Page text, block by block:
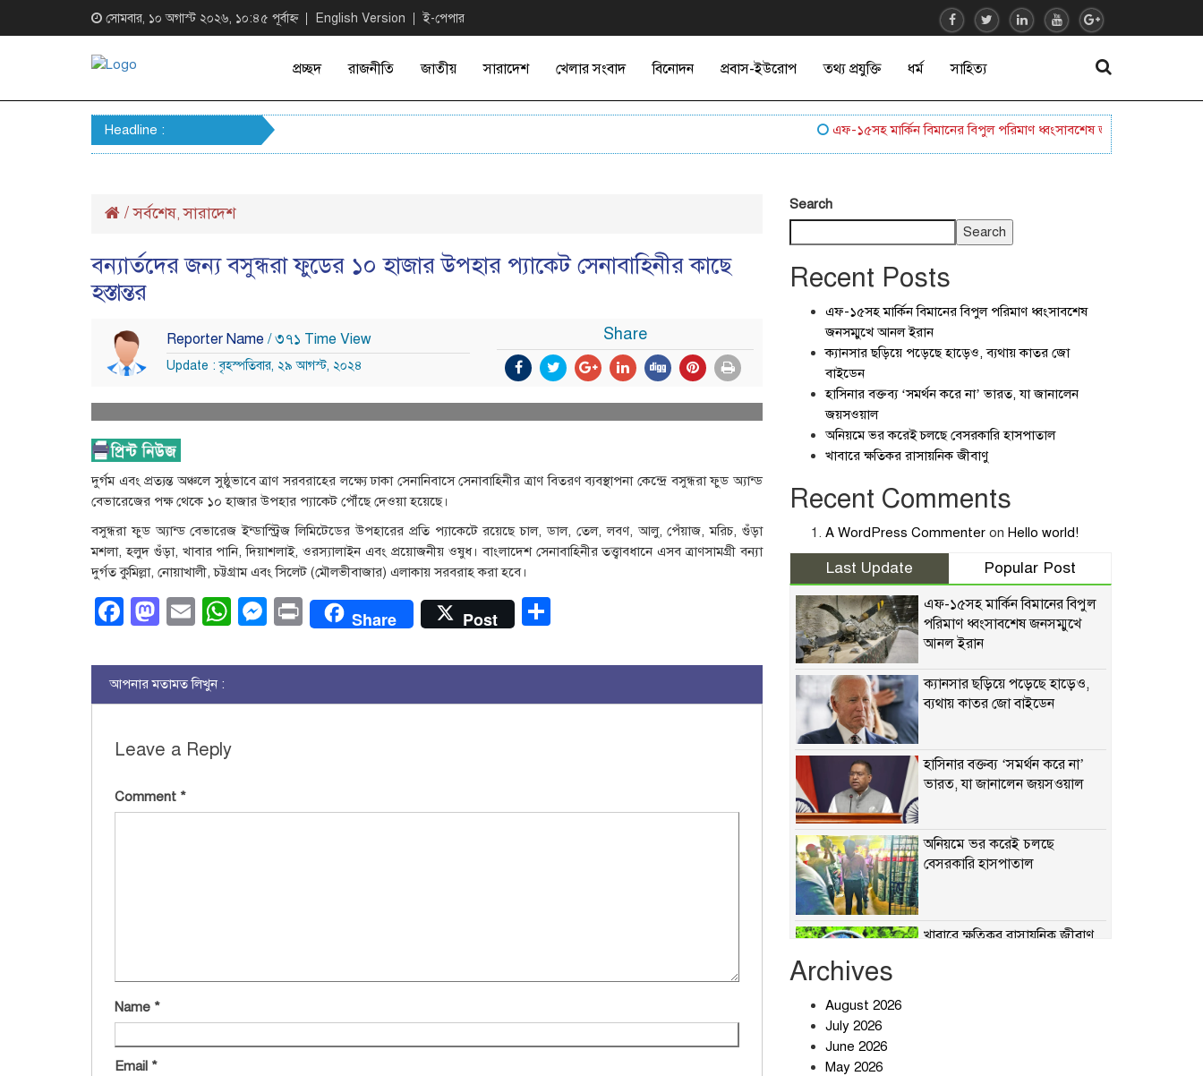
সোমবার, ১০ অগাস্ট ২০২৬, ১০:৪৫ পূর্বাহ্ন English Version ই-পেপার
প্রচ্ছদ রাজনীতি জাতীয় সারাদেশ খেলার সংবাদ বিনোদন প্রবাস-ইউরোপ তথ্য প্রযুক্তি ধর্ম সাহিত্য
Headline : এফ-১৫সহ মার্কিন বিমানের বিপুল পরিমাণ ধ্বংসাবশেষ জনসম্মুখে আনল ইরান
/সর্বশেষ,সারাদেশ
বন্যার্তদের জন্য বসুন্ধরা ফুডের ১০ হাজার উপহার প্যাকেট সেনাবাহিনীর কাছে
হস্তান্তর
Reporter Name / ৩৭১ Time View
Update : বৃহস্পতিবার, ২৯ আগস্ট, ২০২৪
Share
দুর্গম এবং প্রত্যন্ত অঞ্চলে সুষ্ঠুভাবে ত্রাণ সরবরাহের লক্ষ্যে ঢাকা সেনানিবাসে সেনাবাহিনীর ত্রাণ বিতরণ ব্যবস্থাপনা কেন্দ্রে বসুন্ধরা ফুড অ্যান্ড
বেভারেজের পক্ষ থেকে ১০ হাজার উপহার প্যাকেট পৌঁছে দেওয়া হয়েছে।
বসুন্ধরা ফুড অ্যান্ড বেভারেজ ইন্ডাস্ট্রিজ লিমিটেডের উপহারের প্রতি প্যাকেটে রয়েছে চাল, ডাল, তেল, লবণ, আলু, পেঁয়াজ, মরিচ, গুঁড়া
মশলা, হলুদ গুঁড়া, খাবার পানি, দিয়াশলাই, ওরস্যালাইন এবং প্রয়োজনীয় ওষুধ। বাংলাদেশ সেনাবাহিনীর তত্ত্বাবধানে এসব ত্রাণসামগ্রী বন্যা
দুর্গত কুমিল্লা, নোয়াখালী, চট্টগ্রাম এবং সিলেট (মৌলভীবাজার) এলাকায় সরবরাহ করা হবে।
Facebook
Mastodon
EmailWhatsApp
Messenger
PrintShare Post
আপনার মতামত লিখুন :
Leave a Reply
Comment *
Name *
Email *
Search
Search
Recent Posts
এফ-১৫সহ মার্কিন বিমানের বিপুল পরিমাণ ধ্বংসাবশেষ
জনসম্মুখে আনল ইরান
ক্যানসার ছড়িয়ে পড়েছে হাড়েও, ব্যথায় কাতর জো
বাইডেন
হাসিনার বক্তব্য ‘সমর্থন করে না’ ভারত, যা জানালেন
জয়সওয়াল
অনিয়মে ভর করেই চলছে বেসরকারি হাসপাতাল
খাবারে ক্ষতিকর রাসায়নিক জীবাণু
Recent Comments
A WordPress Commenter on Hello world!
Last Update Popular Post
এফ-১৫সহ মার্কিন বিমানের বিপুল
পরিমাণ ধ্বংসাবশেষ জনসম্মুখে
আনল ইরান
ক্যানসার ছড়িয়ে পড়েছে হাড়েও,
ব্যথায় কাতর জো বাইডেন
হাসিনার বক্তব্য ‘সমর্থন করে না’
ভারত, যা জানালেন জয়সওয়াল
অনিয়মে ভর করেই চলছে
বেসরকারি হাসপাতাল
খাবারে ক্ষতিকর রাসায়নিক জীবাণু
Archives
August 2026
July 2026
June 2026
May 2026